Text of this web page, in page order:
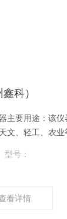
科）
主要用途：该
文、轻工、农业
要由3，7.5，
样器（沧州鑫科
型号：
看详情